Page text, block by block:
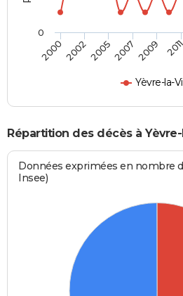
Yèvre-la-
20002002200520072009 2011
0
Répartition des décès à
Données exprimées en nombre
Insee)